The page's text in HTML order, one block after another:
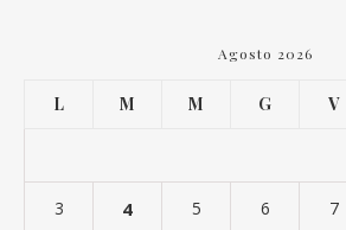
Agosto 2026
L M M G V
3 4 5 6 7